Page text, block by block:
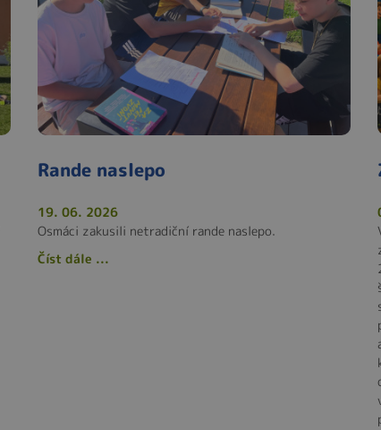
Rande naslepo
19. 06. 2026
Osmáci zakusili netradiční rande naslepo.
Číst dále ...